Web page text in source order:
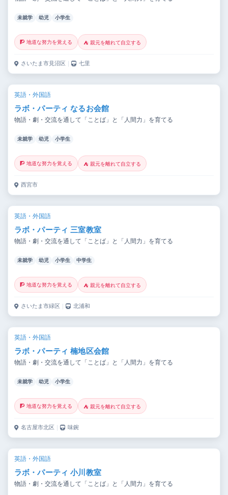
未就学 幼児 小学生
🧗 地道な努力を覚える ⛺ 親元を離れて自立する
さいたま市見沼区 ｜ 七里
英語・外国語
ラボ・パーティ なるお会館
物語・劇・交流を通して「ことば」と「人間力」を育てる
未就学 幼児 小学生
🧗 地道な努力を覚える ⛺ 親元を離れて自立する
西宮市
英語・外国語
ラボ・パーティ 三室教室
物語・劇・交流を通して「ことば」と「人間力」を育てる
未就学 幼児 小学生 中学生
🧗 地道な努力を覚える ⛺ 親元を離れて自立する
さいたま市緑区 ｜ 北浦和
英語・外国語
ラボ・パーティ 楠地区会館
物語・劇・交流を通して「ことば」と「人間力」を育てる
未就学 幼児 小学生
🧗 地道な努力を覚える ⛺ 親元を離れて自立する
名古屋市北区 ｜ 味鋺
英語・外国語
ラボ・パーティ 小川教室
物語・劇・交流を通して「ことば」と「人間力」を育てる